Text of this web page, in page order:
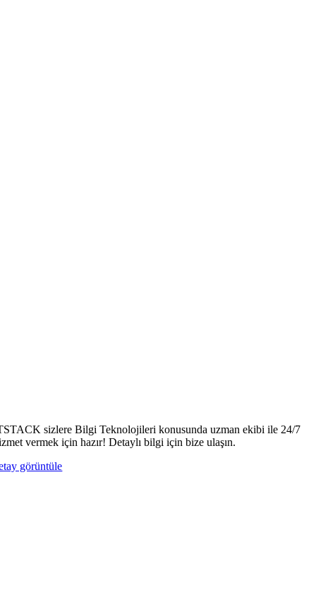
sizlere Bilgi Teknolojileri konusunda uzman ekibi ile 24/7
vermek için hazır! Detaylı bilgi için bize ulaşın.
görüntüle